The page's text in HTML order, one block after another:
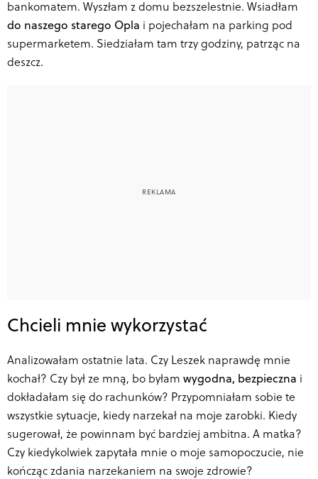
bankomatem. Wyszłam z domu bezszelestnie. Wsiadłam
do naszego starego Opla i pojechałam na parking pod
supermarketem. Siedziałam tam trzy godziny, patrząc na
deszcz.
Chcieli mnie wykorzystać
Analizowałam ostatnie lata. Czy Leszek naprawdę mnie
kochał? Czy był ze mną, bo byłam wygodna, bezpieczna i
dokładałam się do rachunków? Przypomniałam sobie te
wszystkie sytuacje, kiedy narzekał na moje zarobki. Kiedy
sugerował, że powinnam być bardziej ambitna. A matka?
Czy kiedykolwiek zapytała mnie o moje samopoczucie, nie
kończąc zdania narzekaniem na swoje zdrowie?